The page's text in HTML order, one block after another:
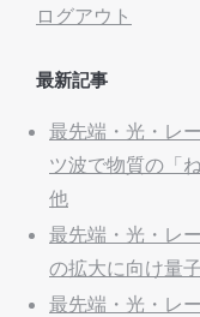
ログアウト
最新記事
最先端・光・レ
ツ波で物質の「
他
最先端・光・レ
の拡大に向け量
最先端・光・レ